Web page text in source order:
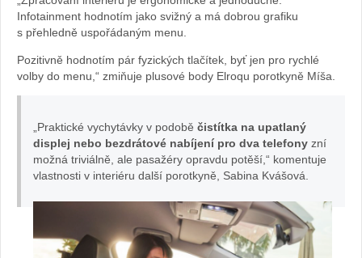
Infotainment hodnotím jako svižný a má dobrou grafiku
s přehledně uspořádaným menu.
Pozitivně hodnotím pár fyzických tlačítek, byť jen pro rychlé
volby do menu,“ zmiňuje plusové body Elroqu porotkyně Míša.
„Praktické vychytávky v podobě čistítka na upatlaný
displej nebo bezdrátové nabíjení pro dva telefony zní
možná triviálně, ale pasažéry opravdu potěší,“ komentuje
vlastnosti v interiéru další porotkyně, Sabina Kvášová.